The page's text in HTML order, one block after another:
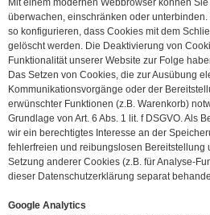
Mit einem modernen Webbrowser können
überwachen, einschränken oder
so konfigurieren, dass Cookies mit dem
gelöscht werden. Die Deaktivierung von
Funktionalität unserer Website zur Folge
Das Setzen von Cookies, die zur Ausübung
Kommunikationsvorgänge oder der
erwünschter Funktionen (z.B. Warenkorb)
Grundlage von Art. 6 Abs. 1 lit. f DSGVO. Als
wir ein berechtigtes Interesse an der
fehlerfreien und reibungslosen Bereitstellung
Setzung anderer Cookies (z.B. für Analyse-
dieser Datenschutzerklärung separat
Google Analytics